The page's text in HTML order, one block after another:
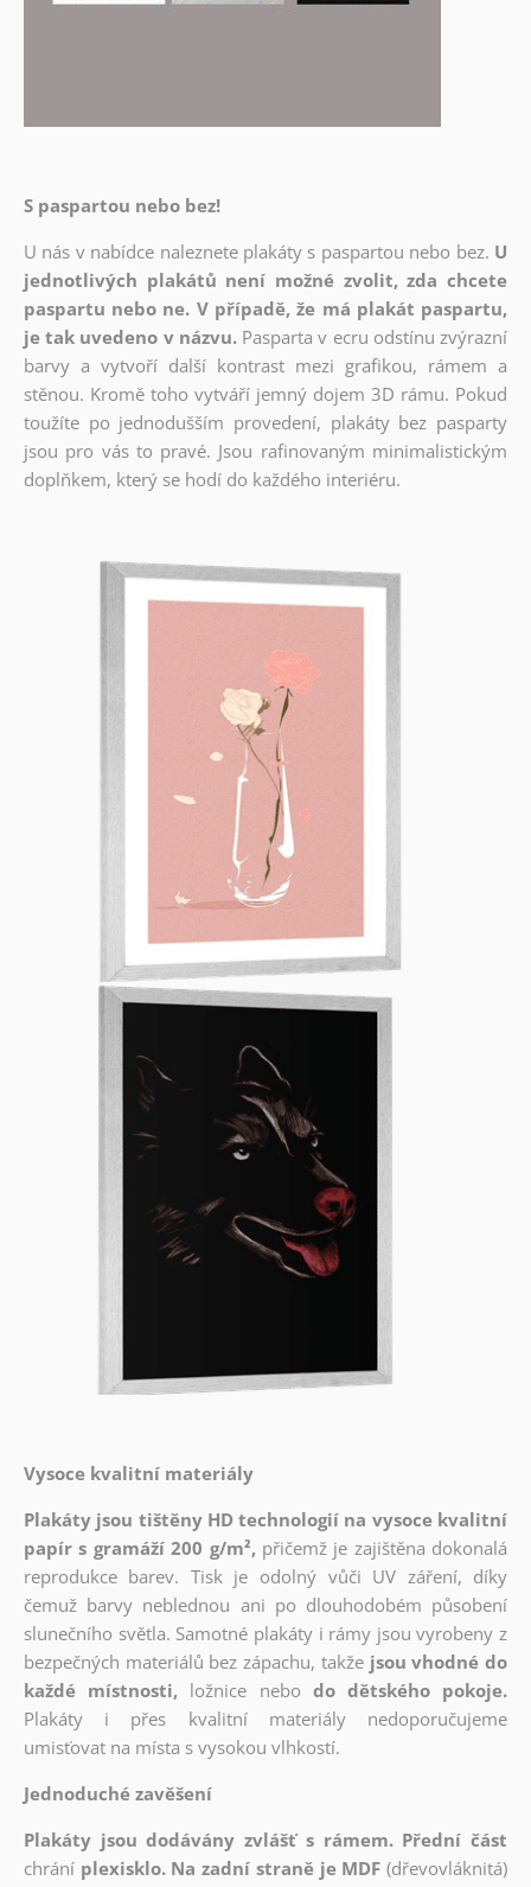
S paspartou nebo bez!
U nás v nabídce naleznete plakáty s paspartou nebo bez. U
jednotlivých plakátů není možné zvolit, zda chcete
paspartu nebo ne. V případě, že má plakát paspartu,
je tak uvedeno v názvu. Pasparta v ecru odstínu zvýrazní
barvy a vytvoří další kontrast mezi grafikou, rámem a
stěnou. Kromě toho vytváří jemný dojem 3D rámu. Pokud
toužíte po jednodušším provedení, plakáty bez pasparty
jsou pro vás to pravé. Jsou rafinovaným minimalistickým
doplňkem, který se hodí do každého interiéru.
Vysoce kvalitní materiály
Plakáty jsou tištěny HD technologií na vysoce kvalitní
papír s gramáží 200 g/m², přičemž je zajištěna dokonalá
reprodukce barev. Tisk je odolný vůči UV záření, díky
čemuž barvy neblednou ani po dlouhodobém působení
slunečního světla. Samotné plakáty i rámy jsou vyrobeny z
bezpečných materiálů bez zápachu, takže jsou vhodné do
každé místnosti, ložnice nebo do dětského pokoje.
Plakáty i přes kvalitní materiály nedoporučujeme
umisťovat na místa s vysokou vlhkostí.
Jednoduché zavěšení
Plakáty jsou dodávány zvlášť s rámem. Přední část
chrání plexisklo. Na zadní straně je MDF (dřevovláknitá)